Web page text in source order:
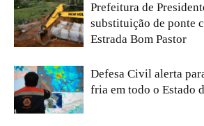
Prefeitura de
substituição de ponte
Estrada Bom Pastor
Defesa Civil alerta
fria em todo o Estado